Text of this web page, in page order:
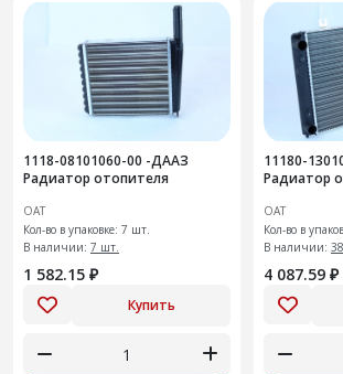
1118-08101060-00 -ДААЗ
Радиатор отопителя
ОАТ
Кол-во в упаковке: 7 шт.
В наличии: 7 шт.
1 582.15 ₽
Купить
11180-
Радиатор
ОАТ
Кол-во в
В наличии:
4 087.59 ₽